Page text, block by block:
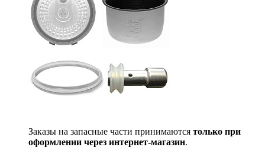
Заказы на запасные части принимаются только при
оформлении через интернет-магазин.